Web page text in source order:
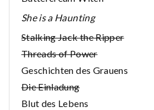
She is a Haunting
Stalking Jack the Ripper
Threads of Power
Geschichten des Grauens
Die Einladung
Blut des Lebens